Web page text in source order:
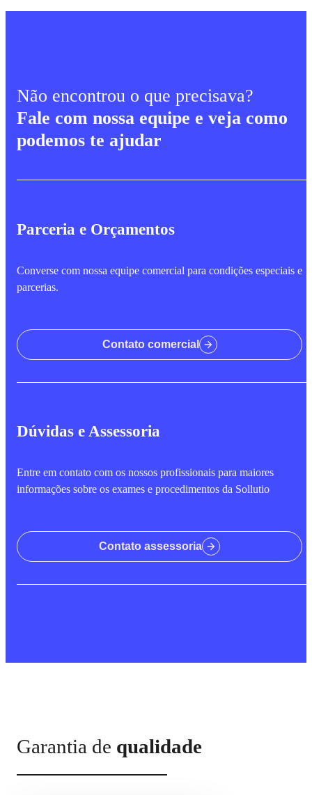
Não encontrou o que precisava?
Fale com nossa equipe e veja como
podemos te ajudar
Parceria e Orçamentos
Converse com nossa equipe comercial para condições especiais e
parcerias.
Contato comercial
Dúvidas e Assessoria
Entre em contato com os nossos profissionais para maiores
informações sobre os exames e procedimentos da Sollutio
Contato assessoria
Garantia de qualidade